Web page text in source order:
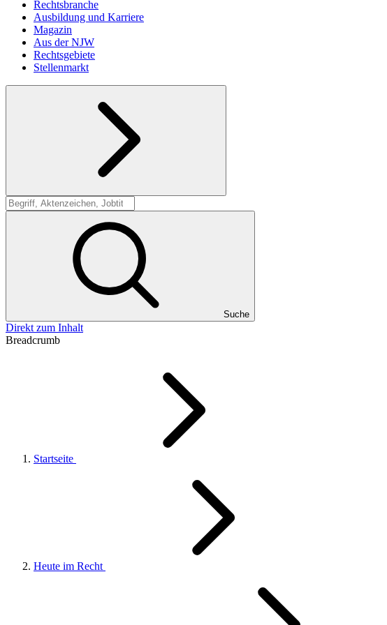
Rechtsbranche
Ausbildung und Karriere
Magazin
Aus der NJW
Rechtsgebiete
Stellenmarkt
Suche
Suche
Direkt zum Inhalt
Breadcrumb
Startseite
Heute im Recht